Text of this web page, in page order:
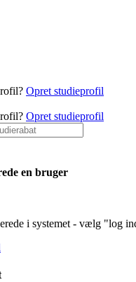
Opret studieprofil
Opret studieprofil
en bruger
i systemet - vælg "log